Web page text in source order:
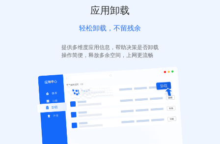
应用卸载
轻松卸载，不留残余
提供多维度应用信息，帮助决策是否卸载
操作简便，释放多余空间，上网更流畅